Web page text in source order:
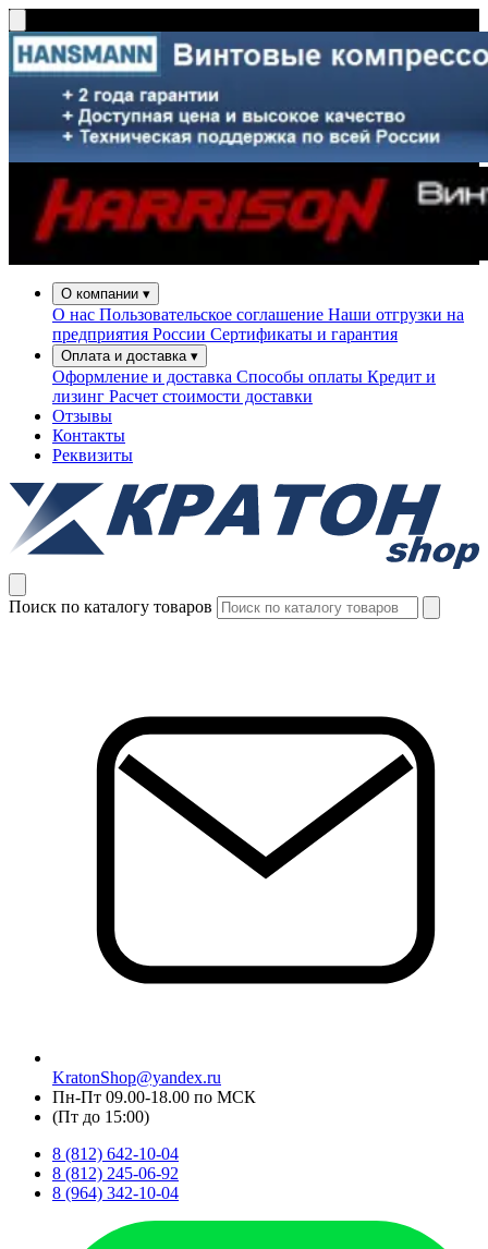
О компании ▾
О нас Пользовательское соглашение Наши отгрузки на
предприятия России Сертификаты и гарантия
Оплата и доставка ▾
Оформление и доставка Способы оплаты Кредит и
лизинг Расчет стоимости доставки
Отзывы
Контакты
Реквизиты
Поиск по каталогу товаров
KratonShop@yandex.ru
Пн-Пт 09.00-18.00 по МСК
(Пт до 15:00)
8 (812) 642-10-04
8 (812) 245-06-92
8 (964) 342-10-04